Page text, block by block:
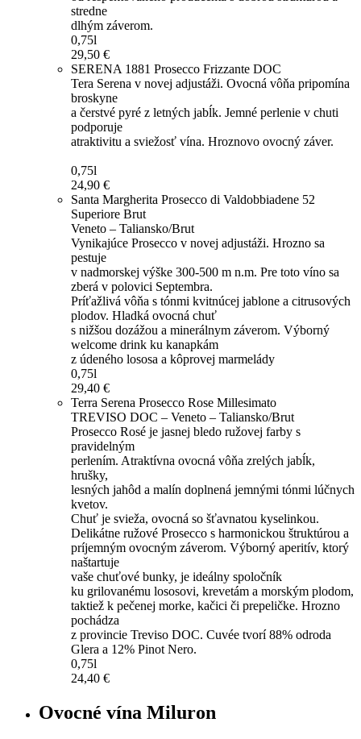
stredne
dlhým záverom.
0,75l
29,50 €
SERENA 1881 Prosecco Frizzante DOC
Tera Serena v novej adjustáži. Ovocná vôňa pripomína
broskyne
a čerstvé pyré z letných jabĺk. Jemné perlenie v chuti
podporuje
atraktivitu a sviežosť vína. Hroznovo ovocný záver.
0,75l
24,90 €
Santa Margherita Prosecco di Valdobbiadene 52
Superiore Brut
Veneto – Taliansko/Brut
Vynikajúce Prosecco v novej adjustáži. Hrozno sa
pestuje
v nadmorskej výške 300-500 m n.m. Pre toto víno sa
zberá v polovici Septembra.
Príťažlivá vôňa s tónmi kvitnúcej jablone a citrusových
plodov. Hladká ovocná chuť
s nižšou dozážou a minerálnym záverom. Výborný
welcome drink ku kanapkám
z údeného lososa a kôprovej marmelády
0,75l
29,40 €
Terra Serena Prosecco Rose Millesimato
TREVISO DOC – Veneto – Taliansko/Brut
Prosecco Rosé je jasnej bledo ružovej farby s
pravidelným
perlením. Atraktívna ovocná vôňa zrelých jabĺk,
hrušky,
lesných jahôd a malín doplnená jemnými tónmi lúčnych
kvetov.
Chuť je svieža, ovocná so šťavnatou kyselinkou.
Delikátne ružové Prosecco s harmonickou štruktúrou a
príjemným ovocným záverom. Výborný aperitív, ktorý
naštartuje
vaše chuťové bunky, je ideálny spoločník
ku grilovanému lososovi, krevetám a morským plodom,
taktiež k pečenej morke, kačici či prepeličke. Hrozno
pochádza
z provincie Treviso DOC. Cuvée tvorí 88% odroda
Glera a 12% Pinot Nero.
0,75l
24,40 €
Ovocné vína Miluron